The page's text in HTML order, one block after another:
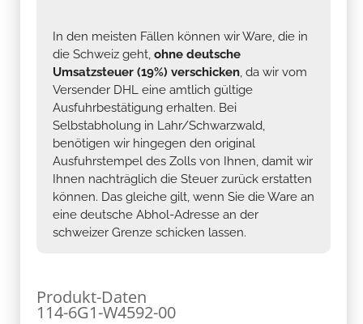
In den meisten Fällen können wir Ware, die in
die Schweiz geht, ohne deutsche
Umsatzsteuer (19%) verschicken, da wir vom
Versender DHL eine amtlich gültige
Ausfuhrbestätigung erhalten. Bei
Selbstabholung in Lahr/Schwarzwald,
benötigen wir hingegen den original
Ausfuhrstempel des Zolls von Ihnen, damit wir
Ihnen nachträglich die Steuer zurück erstatten
können. Das gleiche gilt, wenn Sie die Ware an
eine deutsche Abhol-Adresse an der
schweizer Grenze schicken lassen.
Produkt-Daten
114-6G1-W4592-00